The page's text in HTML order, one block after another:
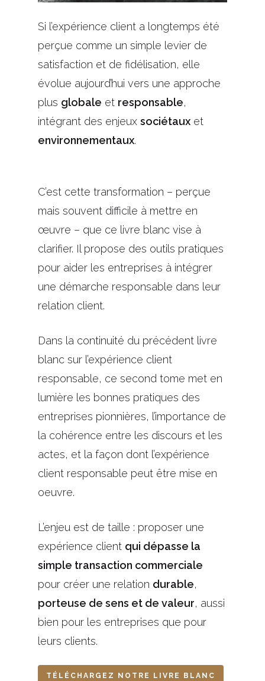
Si l’expérience client a longtemps été
perçue comme un simple levier de
satisfaction et de fidélisation, elle
évolue aujourd’hui vers une approche
plus globale et responsable,
intégrant des enjeux sociétaux et
environnementaux.
C’est cette transformation – perçue
mais souvent difficile à mettre en
œuvre – que ce livre blanc vise à
clarifier. Il propose des outils pratiques
pour aider les entreprises à intégrer
une démarche responsable dans leur
relation client.
Dans la continuité du précédent livre
blanc sur l’expérience client
responsable, ce second tome met en
lumière les bonnes pratiques des
entreprises pionnières, l’importance de
la cohérence entre les discours et les
actes, et la façon dont l’expérience
client responsable peut être mise en
oeuvre.
L’enjeu est de taille : proposer une
expérience client qui dépasse la
simple transaction commerciale
pour créer une relation durable,
porteuse de sens et de valeur, aussi
bien pour les entreprises que pour
leurs clients.
TÉLÉCHARGEZ NOTRE LIVRE BLANC